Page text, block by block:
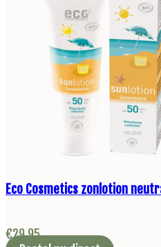
Eco Cosmetics zonlotion
€29,95